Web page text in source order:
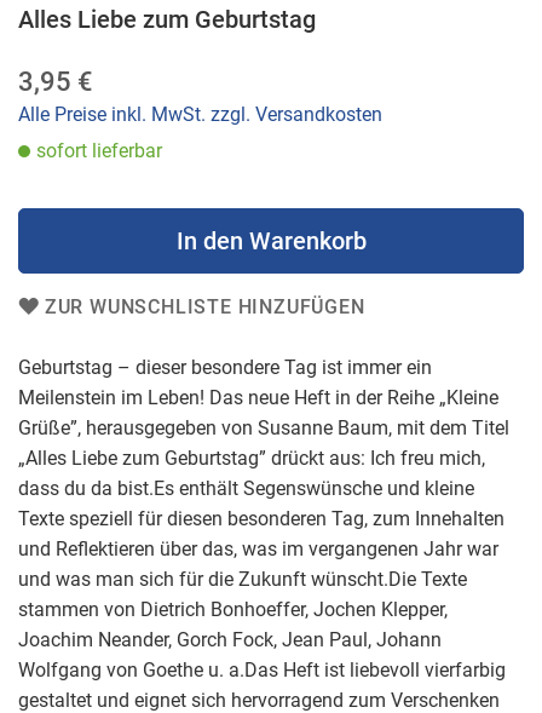
Alles Liebe zum Geburtstag
3,95 €
Alle Preise inkl. MwSt. zzgl. Versandkosten
sofort lieferbar
In den Warenkorb
ZUR WUNSCHLISTE HINZUFÜGEN
Geburtstag – dieser besondere Tag ist immer ein
Meilenstein im Leben! Das neue Heft in der Reihe „Kleine
Grüße”, herausgegeben von Susanne Baum, mit dem Titel
„Alles Liebe zum Geburtstag” drückt aus: Ich freu mich,
dass du da bist.Es enthält Segenswünsche und kleine
Texte speziell für diesen besonderen Tag, zum Innehalten
und Reflektieren über das, was im vergangenen Jahr war
und was man sich für die Zukunft wünscht.Die Texte
stammen von Dietrich Bonhoeffer, Jochen Klepper,
Joachim Neander, Gorch Fock, Jean Paul, Johann
Wolfgang von Goethe u. a.Das Heft ist liebevoll vierfarbig
gestaltet und eignet sich hervorragend zum Verschenken